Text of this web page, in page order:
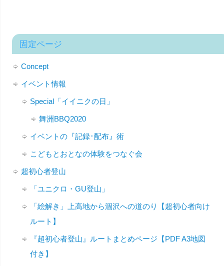
固定ページ
Concept
イベント情報
Special「イイニクの日」
舞洲BBQ2020
イベントの『記録･配布』術
こどもとおとなの体験をつなぐ会
超初心者登山
「ユニクロ・GU登山」
「絵解き」上高地から涸沢への道のり【超初心者向け
ルート】
『超初心者登山』ルートまとめページ【PDF A3地図
付き】